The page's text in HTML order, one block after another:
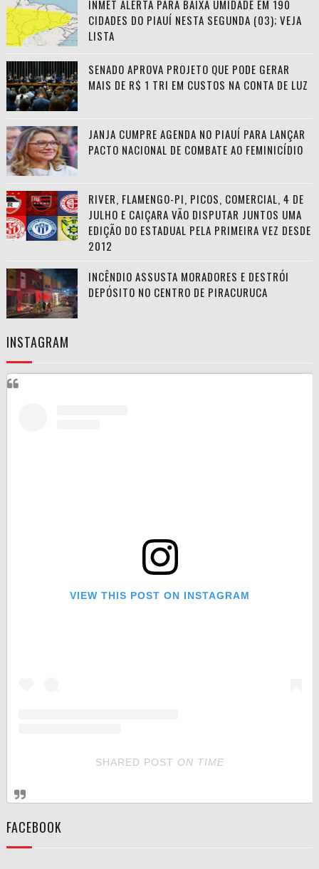
INMET ALERTA PARA BAIXA UMIDADE EM 190
CIDADES DO PIAUÍ NESTA SEGUNDA (03); VEJA
LISTA
SENADO APROVA PROJETO QUE PODE GERAR
MAIS DE R$ 1 TRI EM CUSTOS NA CONTA DE LUZ
JANJA CUMPRE AGENDA NO PIAUÍ PARA LANÇAR
PACTO NACIONAL DE COMBATE AO FEMINICÍDIO
RIVER, FLAMENGO-PI, PICOS, COMERCIAL, 4 DE
JULHO E CAIÇARA VÃO DISPUTAR JUNTOS UMA
EDIÇÃO DO ESTADUAL PELA PRIMEIRA VEZ DESDE
2012
INCÊNDIO ASSUSTA MORADORES E DESTRÓI
DEPÓSITO NO CENTRO DE PIRACURUCA
INSTAGRAM
VIEW THIS POST ON INSTAGRAM
SHARED POST ON TIME
FACEBOOK